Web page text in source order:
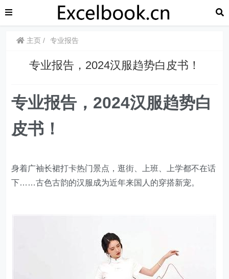
主页 专业报告
专业报告，2024汉服趋势白皮书！
专业报告，2024汉服趋势白
皮书！
身着广袖长裙打卡热门景点，逛街、上班、上学都不在话
下……古色古韵的汉服成为近年来国人的穿搭新宠。